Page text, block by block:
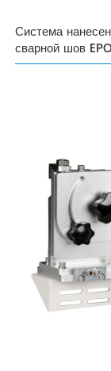
Система
сварной шов